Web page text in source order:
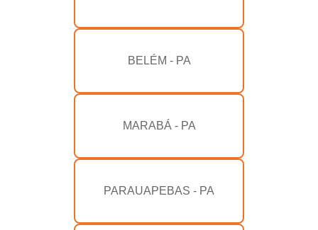
BELÉM - PA
MARABÁ - PA
PARAUAPEBAS - PA